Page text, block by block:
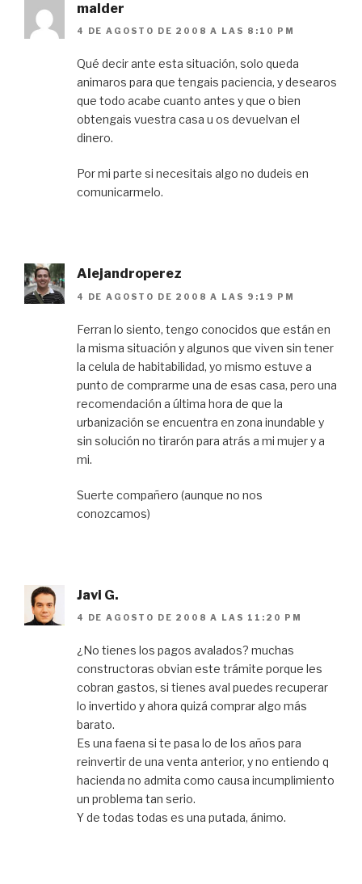
malder
4 DE AGOSTO DE 2008 A LAS 8:10 PM
Qué decir ante esta situación, solo queda
animaros para que tengais paciencia, y desearos
que todo acabe cuanto antes y que o bien
obtengais vuestra casa u os devuelvan el
dinero.
Por mi parte si necesitais algo no dudeis en
comunicarmelo.
Alejandroperez
4 DE AGOSTO DE 2008 A LAS 9:19 PM
Ferran lo siento, tengo conocidos que están en
la misma situación y algunos que viven sin tener
la celula de habitabilidad, yo mismo estuve a
punto de comprarme una de esas casa, pero una
recomendación a última hora de que la
urbanización se encuentra en zona inundable y
sin solución no tirarón para atrás a mi mujer y a
mi.
Suerte compañero (aunque no nos
conozcamos)
Javi G.
4 DE AGOSTO DE 2008 A LAS 11:20 PM
¿No tienes los pagos avalados? muchas
constructoras obvian este trámite porque les
cobran gastos, si tienes aval puedes recuperar
lo invertido y ahora quizá comprar algo más
barato.
Es una faena si te pasa lo de los años para
reinvertir de una venta anterior, y no entiendo q
hacienda no admita como causa incumplimiento
un problema tan serio.
Y de todas todas es una putada, ánimo.